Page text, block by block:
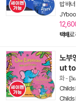
밥 바너
택배로
노부
ut to
화- [
Childs
Childs